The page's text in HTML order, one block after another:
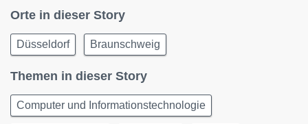
Orte in dieser Story
Düsseldorf Braunschweig
Themen in dieser Story
Computer und Informationstechnologie